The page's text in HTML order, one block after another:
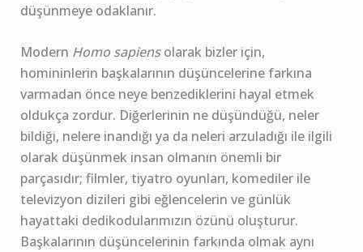
düşünmeye odaklanır.
Modern Homo sapiensolarak bizler için,
homininlerin başkalarının düşüncelerine farkına
varmadan önce neye benzediklerini hayal etmek
oldukça zordur. Diğerlerinin ne düşündüğü, neler
bildiği, nelere inandığı ya da neleri arzuladığı ile ilgili
olarak düşünmek insan olmanın önemli bir
parçasıdır; filmler, tiyatro oyunları, komediler ile
televizyon dizileri gibi eğlencelerin ve günlük
hayattaki dedikodularımızın özünü oluşturur.
Başkalarının düşüncelerinin farkında olmak aynı